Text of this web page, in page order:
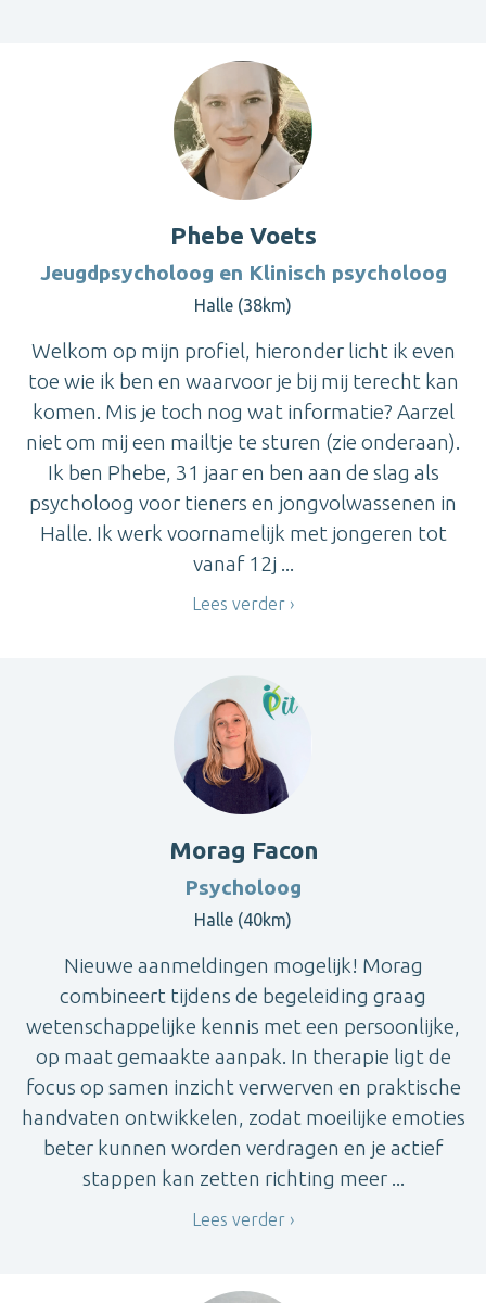
Phebe Voets
Jeugdpsycholoog en Klinisch psycholoog
Halle (38km)
Welkom op mijn profiel, hieronder licht ik even
toe wie ik ben en waarvoor je bij mij terecht kan
komen. Mis je toch nog wat informatie? Aarzel
niet om mij een mailtje te sturen (zie onderaan).
Ik ben Phebe, 31 jaar en ben aan de slag als
psycholoog voor tieners en jongvolwassenen in
Halle. Ik werk voornamelijk met jongeren tot
vanaf 12j ...
Lees verder
Morag Facon
Psycholoog
Halle (40km)
Nieuwe aanmeldingen mogelijk! Morag
combineert tijdens de begeleiding graag
wetenschappelijke kennis met een persoonlijke,
op maat gemaakte aanpak. In therapie ligt de
focus op samen inzicht verwerven en praktische
handvaten ontwikkelen, zodat moeilijke emoties
beter kunnen worden verdragen en je actief
stappen kan zetten richting meer ...
Lees verder